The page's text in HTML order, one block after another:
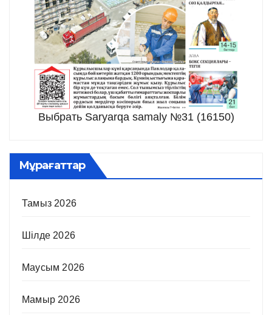
Выбрать Saryarqa samaly №31 (16150)
Мұрағаттар
Тамыз 2026
Шілде 2026
Маусым 2026
Мамыр 2026